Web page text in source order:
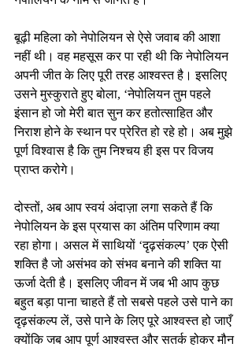
बूढ़ी महिला को नेपोलियन से ऐसे जवाब की आशा
नहीं थी। वह महसूस कर पा रही थी कि नेपोलियन
अपनी जीत के लिए पूरी तरह आश्वस्त है। इसलिए
उसने मुस्कुराते हुए बोला, ‘नेपोलियन तुम पहले
इंसान हो जो मेरी बात सुन कर हतोत्साहित और
निराश होने के स्थान पर प्रेरित हो रहे हो। अब मुझे
पूर्ण विश्वास है कि तुम निश्चय ही इस पर विजय
प्राप्त करोगे।
दोस्तों, अब आप स्वयं अंदाज़ा लगा सकते हैं कि
नेपोलियन के इस प्रयास का अंतिम परिणाम क्या
रहा होगा। असल में साथियों ‘दृढ़संकल्प’ एक ऐसी
शक्ति है जो असंभव को संभव बनाने की शक्ति या
ऊर्जा देती है। इसलिए जीवन में जब भी आप कुछ
बहुत बड़ा पाना चाहते हैं तो सबसे पहले उसे पाने का
दृढ़संकल्प लें, उसे पाने के लिए पूरे आश्वस्त हो जाएँ
क्योंकि जब आप पूर्ण आश्वस्त और सतर्क होकर मौन